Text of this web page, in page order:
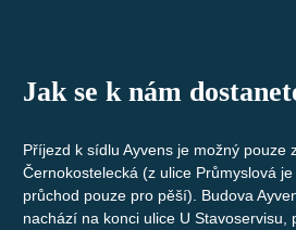
Jak se k nám
Příjezd k sídlu Ayvens je možný pouze
Černokostelecká (z ulice Průmyslová je
průchod pouze pro pěší). Budova
nachází na konci ulice U Stavoservisu,